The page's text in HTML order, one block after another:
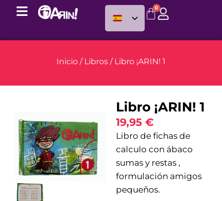
0
Inicio / Libros / Libro ¡ARIN! 1
Libro ¡ARIN! 1
19,95 €
Libro de fichas de
calculo con ábaco
sumas y restas ,
formulación amigos
pequeños.